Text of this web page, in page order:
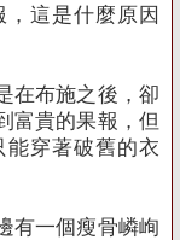
這是什麼原因
布施之後，卻
富貴的果報，但
能穿著破舊的衣
一個瘦骨嶙峋